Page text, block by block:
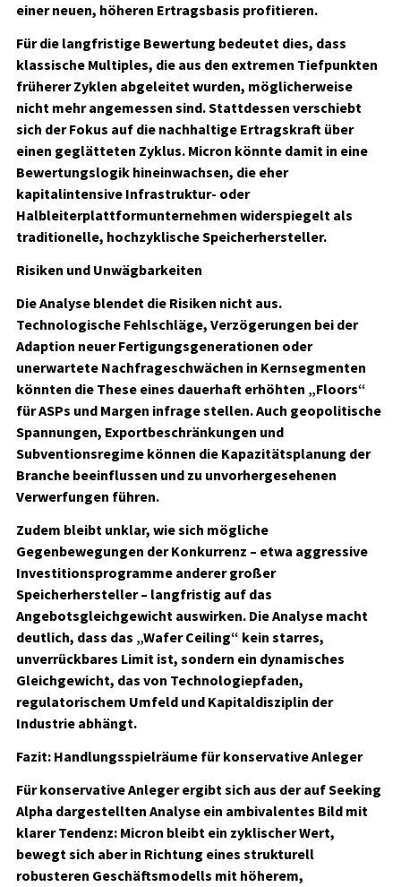
einer neuen, höheren Ertragsbasis profitieren.
Für die langfristige Bewertung bedeutet dies, dass
klassische Multiples, die aus den extremen Tiefpunkten
früherer Zyklen abgeleitet wurden, möglicherweise
nicht mehr angemessen sind. Stattdessen verschiebt
sich der Fokus auf die nachhaltige Ertragskraft über
einen geglätteten Zyklus. Micron könnte damit in eine
Bewertungslogik hineinwachsen, die eher
kapitalintensive Infrastruktur- oder
Halbleiterplattformunternehmen widerspiegelt als
traditionelle, hochzyklische Speicherhersteller.
Risiken und Unwägbarkeiten
Die Analyse blendet die Risiken nicht aus.
Technologische Fehlschläge, Verzögerungen bei der
Adaption neuer Fertigungsgenerationen oder
unerwartete Nachfrageschwächen in Kernsegmenten
könnten die These eines dauerhaft erhöhten „Floors“
für ASPs und Margen infrage stellen. Auch geopolitische
Spannungen, Exportbeschränkungen und
Subventionsregime können die Kapazitätsplanung der
Branche beeinflussen und zu unvorhergesehenen
Verwerfungen führen.
Zudem bleibt unklar, wie sich mögliche
Gegenbewegungen der Konkurrenz – etwa aggressive
Investitionsprogramme anderer großer
Speicherhersteller – langfristig auf das
Angebotsgleichgewicht auswirken. Die Analyse macht
deutlich, dass das „Wafer Ceiling“ kein starres,
unverrückbares Limit ist, sondern ein dynamisches
Gleichgewicht, das von Technologiepfaden,
regulatorischem Umfeld und Kapitaldisziplin der
Industrie abhängt.
Fazit: Handlungsspielräume für konservative Anleger
Für konservative Anleger ergibt sich aus der auf Seeking
Alpha dargestellten Analyse ein ambivalentes Bild mit
klarer Tendenz: Micron bleibt ein zyklischer Wert,
bewegt sich aber in Richtung eines strukturell
robusteren Geschäftsmodells mit höherem,